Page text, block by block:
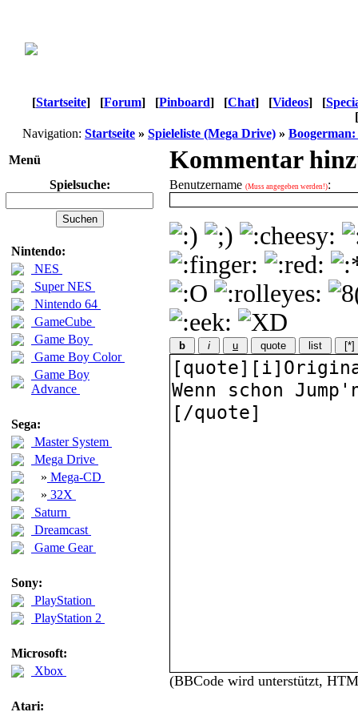
[Startseite] [Forum] [Pinboard] [Chat] [Videos] [
[
Navigation: Startseite » Spieleliste (Mega Drive) »
Menü
Kommentar
Spielsuche:
Nintendo:
NES
Super NES
Nintendo 64
GameCube
Game Boy
Game Boy Color
Game Boy
Advance
Sega:
Master System
Mega Drive
» Mega-CD
» 32X
Saturn
Dreamcast
Game Gear
Sony:
PlayStation
PlayStation 2
Microsoft:
Xbox
Atari:
Benutzername (Muss angegeben werden!):
b i u quote list [*]
(BBCode wird unterstützt,